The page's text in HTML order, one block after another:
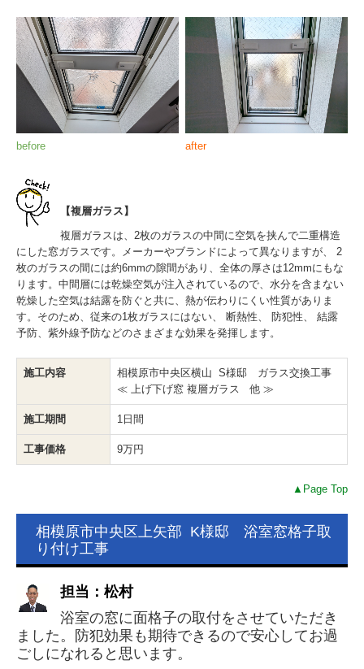
before after
【複層ガラス】
複層ガラスは、2枚のガラスの中間に空気を挟んで二重構造
にした窓ガラスです。メーカーやブランドによって異なりますが、 2
枚のガラスの間には約6mmの隙間があり、全体の厚さは12mmにもな
ります。中間層には乾燥空気が注入されているので、水分を含まない
乾燥した空気は結露を防ぐと共に、熱が伝わりにくい性質がありま
す。そのため、従来の1枚ガラスにはない、 断熱性、 防犯性、 結露
予防、紫外線予防などのさまざまな効果を発揮します。
施工内容
相模原市中央区横山 S様邸 ガラス交換工事
≪ 上げ下げ窓 複層ガラス 他 ≫
施工期間 1日間
工事価格 9万円
▲Page Top
相模原市中央区上矢部 K様邸 浴室窓格子取
り付け工事
担当：松村
浴室の窓に面格子の取付をさせていただき
ました。防犯効果も期待できるので安心してお過
ごしになれると思います。